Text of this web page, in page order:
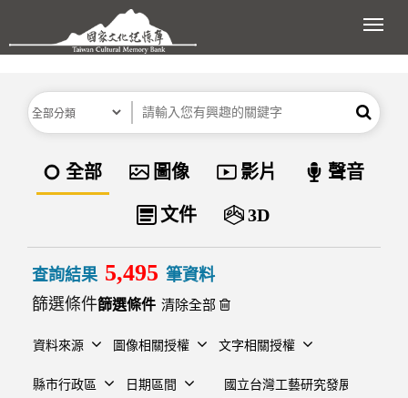
跳到主要內容區塊
展
分類 關鍵字 搜尋
資料類型
全部 圖像 影片 聲音
文件 3D
查詢結果 5,495 筆資料
篩選條件
清除全部
資料來源 圖像相關授權 文字相關授權
縣市行政區 日期區間
建檔單位